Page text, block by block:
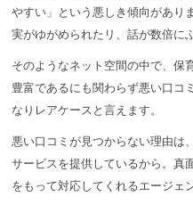
やすい」という悪しき傾向があり
実がゆがめられたリ、話が数倍に
そのようなネット空間の中で、保
豊富であるにも関わらず悪い口コ
なりレアケースと言えます。
悪い口コミが見つからない理由は
サービスを提供しているから。真
をもって対応してくれるエージェ